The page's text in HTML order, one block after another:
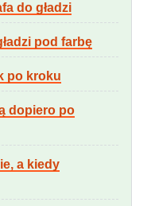
do gładzi
pod farbę
po kroku
dopiero po
a kiedy